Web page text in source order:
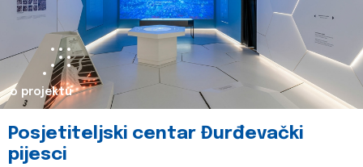
o projektu
Posjetiteljski centar Đurđevački
pijesci